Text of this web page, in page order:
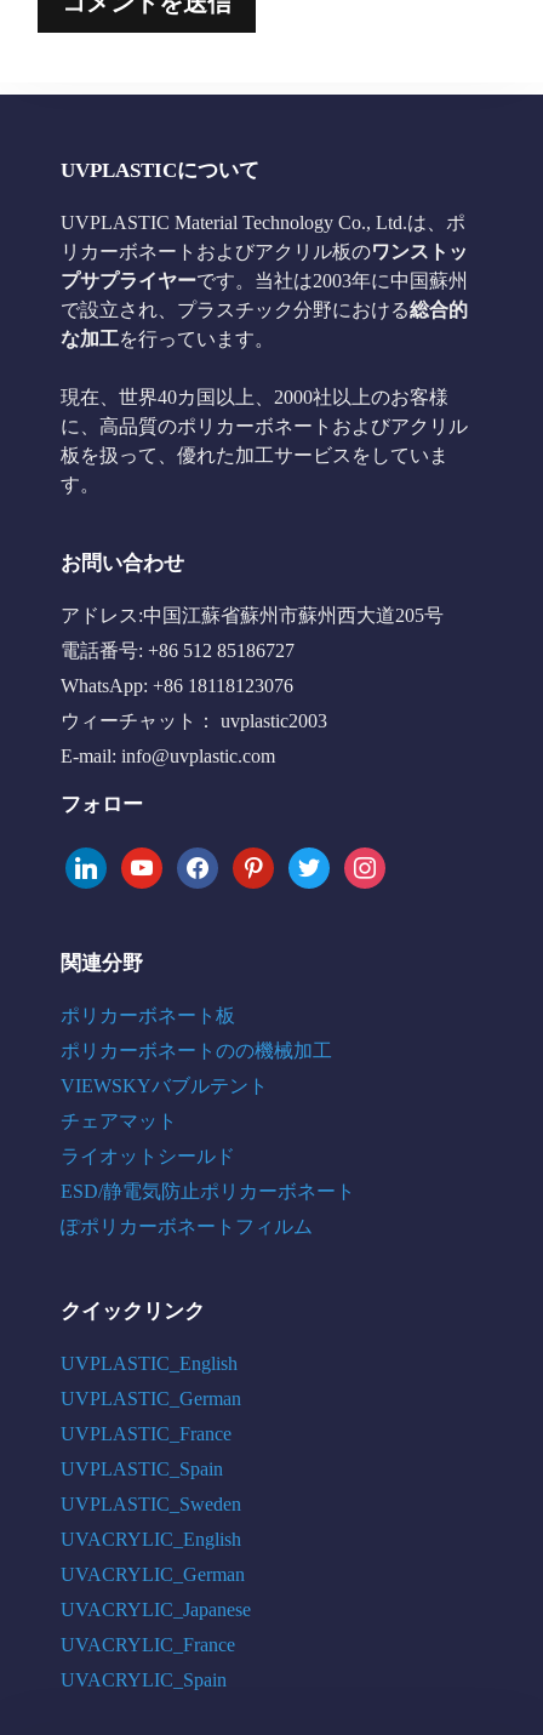
UVPLASTICについて
UVPLASTIC Material Technology Co., Ltd.は、ポ
リカーボネートおよびアクリル板のワンストッ
プサプライヤーです。当社は2003年に中国蘇州
で設立され、プラスチック分野における総合的
な加工を行っています。
現在、世界40カ国以上、2000社以上のお客様
に、高品質のポリカーボネートおよびアクリル
板を扱って、優れた加工サービスをしていま
す。
お問い合わせ
アドレス:中国江蘇省蘇州市蘇州西大道205号
電話番号: +86 512 85186727
WhatsApp: +86 18118123076
ウィーチャット： uvplastic2003
E-mail: info@uvplastic.com
フォロー
linkedinyoutubefacebookpinteresttwitter instagram
関連分野
ポリカーボネート板
ポリカーボネートのの機械加工
VIEWSKYバブルテント
チェアマット
ライオットシールド
ESD/静電気防止ポリカーボネート
ぽポリカーボネートフィルム
クイックリンク
UVPLASTIC_English
UVPLASTIC_German
UVPLASTIC_France
UVPLASTIC_Spain
UVPLASTIC_Sweden
UVACRYLIC_English
UVACRYLIC_German
UVACRYLIC_Japanese
UVACRYLIC_France
UVACRYLIC_Spain